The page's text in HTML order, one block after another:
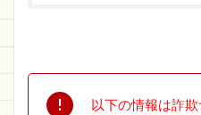
以下の情報は詐